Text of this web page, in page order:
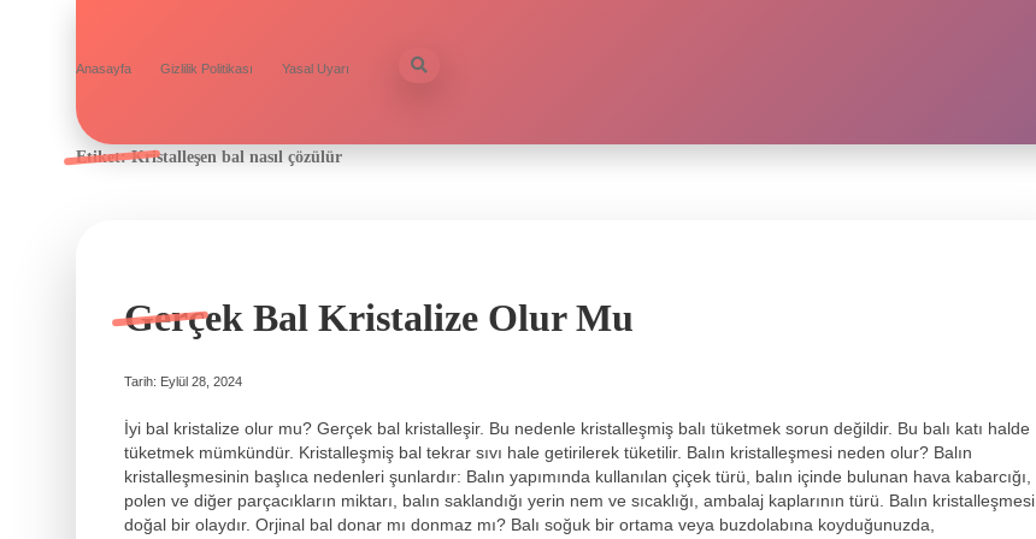
Anasayfa Gizlilik Politikası Yasal Uyarı
Etiket:Kristalleşen bal nasıl çözülür
Gerçek Bal Kristalize Olur Mu
Tarih: Eylül 28, 2024
İyi bal kristalize olur mu? Gerçek bal kristalleşir. Bu nedenle kristalleşmiş balı tüketmek sorun değildir. Bu balı katı halde
tüketmek mümkündür. Kristalleşmiş bal tekrar sıvı hale getirilerek tüketilir. Balın kristalleşmesi neden olur? Balın
kristalleşmesinin başlıca nedenleri şunlardır: Balın yapımında kullanılan çiçek türü, balın içinde bulunan hava kabarcığı,
polen ve diğer parçacıkların miktarı, balın saklandığı yerin nem ve sıcaklığı, ambalaj kaplarının türü. Balın kristalleşmesi
doğal bir olaydır. Orjinal bal donar mı donmaz mı? Balı soğuk bir ortama veya buzdolabına koyduğunuzda,